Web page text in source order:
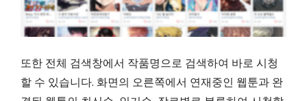
또한 전체 검색창에서 작품명으로 검색하여 바로 시청
할 수 있습니다. 화면의 오른쪽에서 연재중인 웹툰과 완